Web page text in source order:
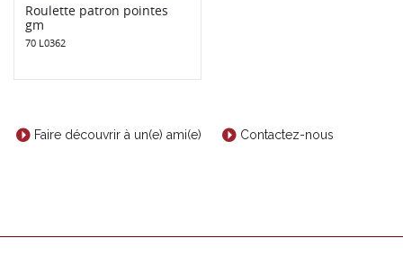
Roulette patron pointes
gm
70 L0362
Faire découvrir à un(e) ami(e) Contactez-nous